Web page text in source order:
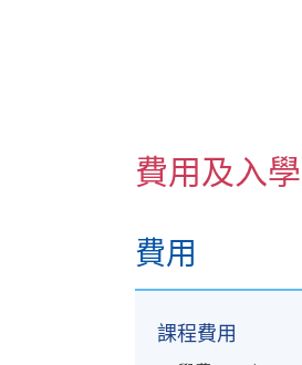
費用及入
費用
課程費用